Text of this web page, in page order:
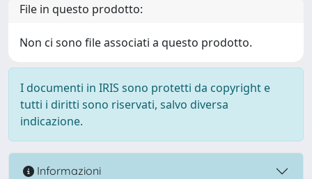
File in questo prodotto:
Non ci sono file associati a questo prodotto.
I documenti in IRIS sono protetti da copyright e
tutti i diritti sono riservati, salvo diversa
indicazione.
Informazioni